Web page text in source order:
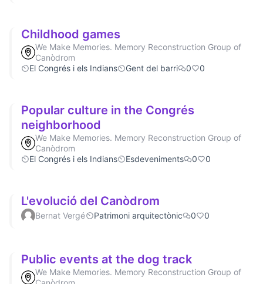
Childhood games
We Make Memories. Memory Reconstruction Group of
Canòdrom
El Congrés i els Indians
Gent del barri 0 0
Popular culture in the Congrés
neighborhood
We Make Memories. Memory Reconstruction Group of
Canòdrom
El Congrés i els Indians
Esdeveniments 0 0
L'evolució del Canòdrom
Bernat Vergé Patrimoni arquitectònic 0 0
Public events at the dog track
We Make Memories. Memory Reconstruction Group of